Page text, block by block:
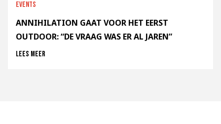
Events
ANNIHILATION GAAT VOOR HET EERST
OUTDOOR: “DE VRAAG WAS ER AL JAREN”
Lees meer